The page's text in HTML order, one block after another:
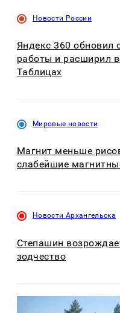
Новости России
Яндекс 360 обновил
работы и расширил
Таблицах
Мировые новости
Магнит меньше
слабейшие
Новости Архангельска
Степашин
зодчество